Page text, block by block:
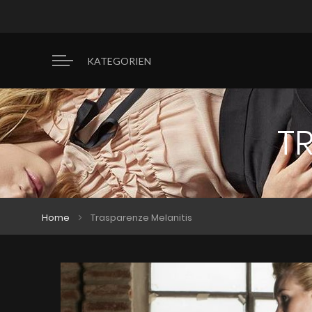
KATEGORIEN
Home Trasparenze Melanitis
Zum
Ende
Zum
Anfang